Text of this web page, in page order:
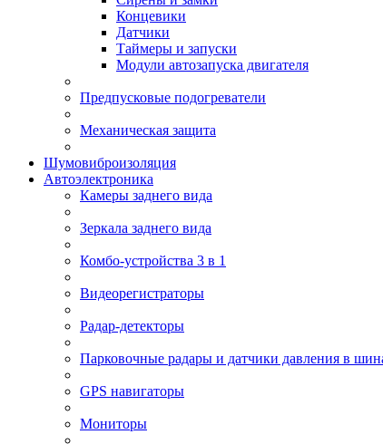
Концевики
Датчики
Таймеры и запуски
Модули автозапуска двигателя
Предпусковые подогреватели
Механическая защита
Шумовиброизоляция
Автоэлектроника
Камеры заднего вида
Зеркала заднего вида
Комбо-устройства 3 в 1
Видеорегистраторы
Радар-детекторы
Парковочные радары и датчики давления в
GPS навигаторы
Мониторы